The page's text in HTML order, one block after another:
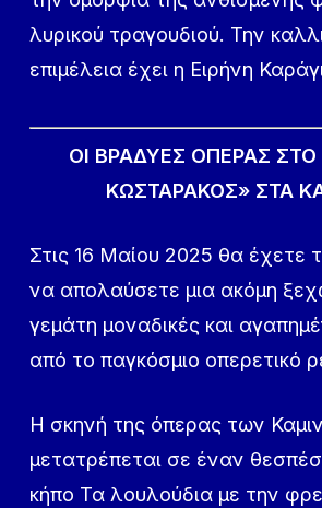
λυρικού τραγουδιού. Την
επιμέλεια έχει η Ειρήνη
ΟΙ ΒΡΑΔΥΕΣ ΟΠΕΡΑΣ
ΚΩΣΤΑΡΑΚΟΣ» ΣΤΑ
Στις 16 Μαίου 2025 θα έχετε
να απολαύσετε μια ακόμη
γεμάτη μοναδικές και
από το παγκόσμιο οπερετικό
Η σκηνή της όπερας των
μετατρέπεται σε έναν
κήπο Τα λουλούδια με την